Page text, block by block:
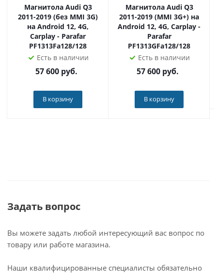
продажей.
➕Установка в сертифицированных установочных
центрах не влияет на гарантию на ваш автомобиль.
➕У вас имеются законные 14 дней на проверку
устройства.
Наш магазин - официальный дилер продукции Radiola
по всей России. Приобретая товар у нас, вы получаете
оригинальное устройство, техподдержку и гарантию!
Магнитола Audi Q3
2011-2019 (без MMI 3G)
на Android 12, 4G,
Carplay - Parafar
PF1313Fa128/128
Есть в наличии
57 600руб.
В корзину
Магнитола Audi Q3
2011-2019 (MMI 3G+) на
Android 12, 4G, Carplay -
Parafar
PF1313GFa128/128
Есть в наличии
57 600руб.
В корзину
Задать вопрос
Вы можете задать любой интересующий вас вопрос по
товару или работе магазина.
Наши квалифицированные специалисты обязательно